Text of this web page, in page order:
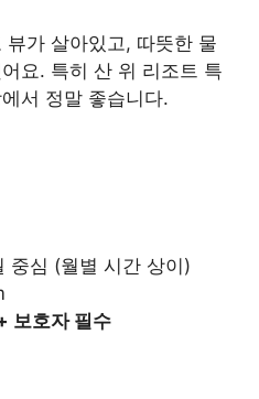
가 살아있고, 따뜻한 물
요. 특히 산 위 리조트 특
서 정말 좋습니다.
중심 (월별 시간 상이)
보호자 필수